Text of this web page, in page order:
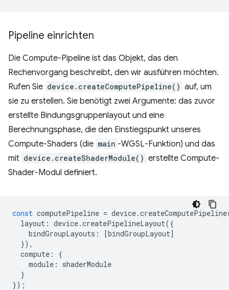
Pipeline einrichten
Die Compute-Pipeline ist das Objekt, das den
Rechenvorgang beschreibt, den wir ausführen möchten.
Rufen Sie device.createComputePipeline() auf, um
sie zu erstellen. Sie benötigt zwei Argumente: das zuvor
erstellte Bindungsgruppenlayout und eine
Berechnungsphase, die den Einstiegspunkt unseres
Compute-Shaders (die main -WGSL-Funktion) und das
mit device.createShaderModule() erstellte Compute-
Shader-Modul definiert.
const computePipeline = device.createComputePipeline
layout : device.createPipelineLayout({
bindGroupLayouts : [bindGroupLayout]
}),
compute :
{
module :
shaderModule
}
});